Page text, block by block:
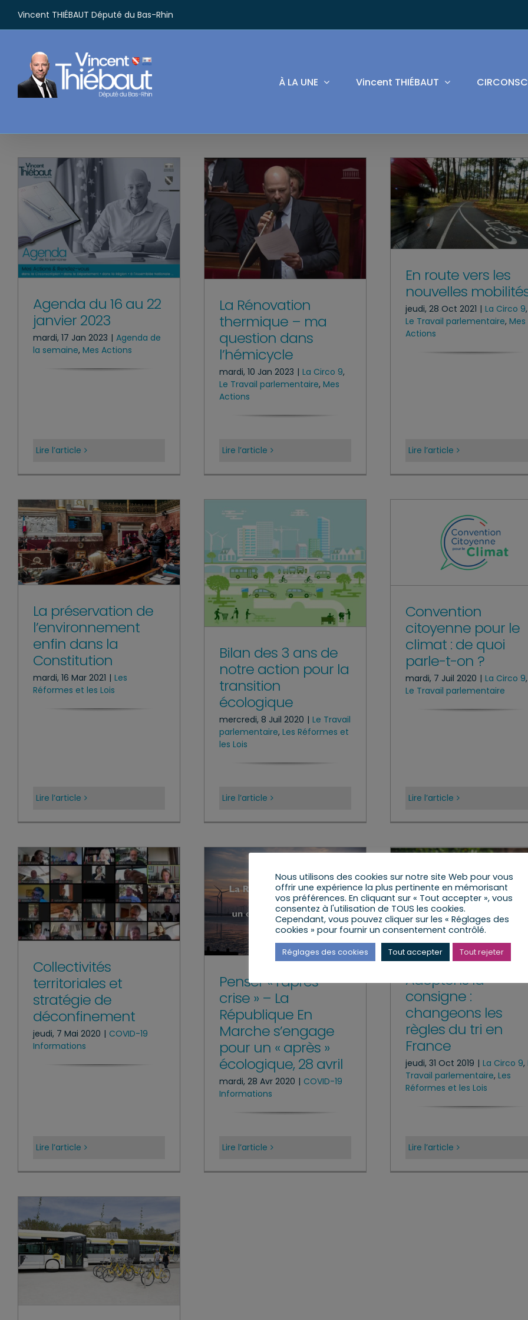
contenu
Vincent THIÉBAUT Député du Bas-Rhin
À LA UNE Vincent THIÉBAUT
Agenda du 16 au 22
janvier 2023
mardi, 17 Jan 2023 | Agenda de
la semaine, Mes Actions
Lire l’article
La Rénovation
thermique – ma
question dans
l’hémicycle
mardi, 10 Jan 2023 | La Circo 9,
Le Travail parlementaire, Mes
Actions
Lire l’article
En route vers les
nouvelles
jeudi, 28 Oct 2021 | La Circo 9,
Le Travail parlementaire, Mes
Actions
Lire l’article
La préservation de
l’environnement
enfin dans la
Constitution
mardi, 16 Mar 2021 | Les
Réformes et les Lois
Lire l’article
Bilan des 3 ans de
notre action pour la
transition
écologique
mercredi, 8 Juil 2020 | Le Travail
parlementaire, Les Réformes et
les Lois
Lire l’article
Convention
citoyenne pour le
climat : de quoi
parle-t-on ?
mardi, 7 Juil 2020 | La Circo 9,
Le Travail parlementaire
Lire l’article
Collectivités
territoriales et
stratégie de
déconfinement
jeudi, 7 Mai 2020 | COVID-19
Informations
Lire l’article
Penser « l’après-
crise » – La
République En
Marche s’engage
pour un « après »
écologique, 28 avril
mardi, 28 Avr 2020 | COVID-19
Informations
Lire l’article
Adoptons la
consigne :
changeons les
règles du tri en
France
jeudi, 31 Oct 2019 | La Circo 9,
Travail parlementaire, Les
Réformes et les Lois
Lire l’article
Nous utilisons des cookies sur notre site Web pour vous
offrir une expérience la plus pertinente en mémorisant
vos préférences. En cliquant sur « Tout accepter », vous
consentez à l'utilisation de TOUS les cookies.
Cependant, vous pouvez cliquer sur les « Réglages des
cookies » pour fournir un consentement contrôlé.
Réglages des cookies Tout accepter Tout rejeter